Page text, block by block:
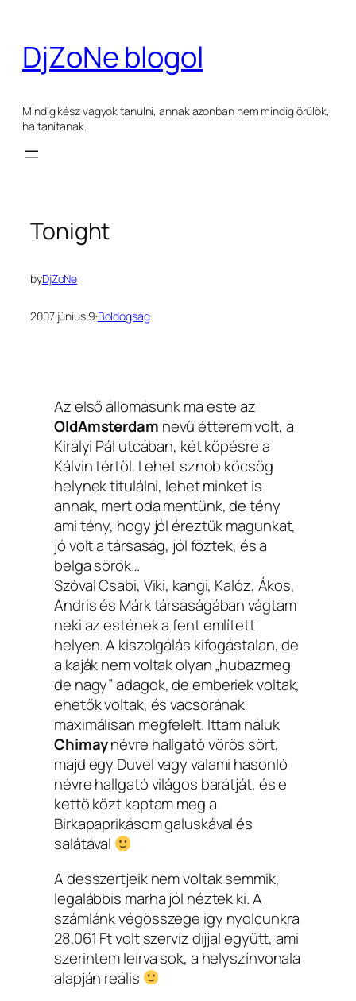
tartalomhoz
DjZoNe blogol
Mindig kész vagyok tanulni, annak azonban nem mindig örülök,
ha tanítanak.
Tonight
byDjZoNe
2007 június 9·Boldogság
Az első állomásunk ma este az
OldAmsterdam nevű étterem volt, a
Királyi Pál utcában, két köpésre a
Kálvin tértől. Lehet sznob köcsög
helynek titulálni, lehet minket is
annak, mert oda mentünk, de tény
ami tény, hogy jól éreztük magunkat,
jó volt a társaság, jól föztek, és a
belga sörök…
Szóval Csabi, Viki, kangi, Kalóz, Ákos,
Andris és Márk társaságában vágtam
neki az estének a fent említett
helyen. A kiszolgálás kifogástalan, de
a kaják nem voltak olyan „hubazmeg
de nagy” adagok, de emberiek voltak,
ehetők voltak, és vacsorának
maximálisan megfelelt. Ittam náluk
Chimaynévre hallgató vörös sört,
majd egy Duvel vagy valami hasonló
névre hallgató világos barátját, és e
kettö közt kaptam meg a
Birkapaprikásom galuskával és
salátával
A desszertjeik nem voltak semmik,
legalábbis marha jól néztek ki. A
számlánk végösszege igy nyolcunkra
28.061 Ft volt szervíz díjjal együtt, ami
szerintem leírva sok, a helyszínvonala
alapján reális